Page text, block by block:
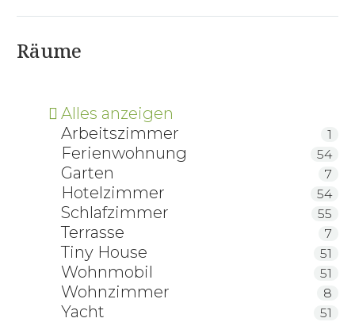
Räume
Alles anzeigen
Arbeitszimmer
1
Ferienwohnung 54
Garten 7
Hotelzimmer 54
Schlafzimmer 55
Terrasse 7
Tiny House 51
Wohnmobil 51
Wohnzimmer 8
Yacht 51